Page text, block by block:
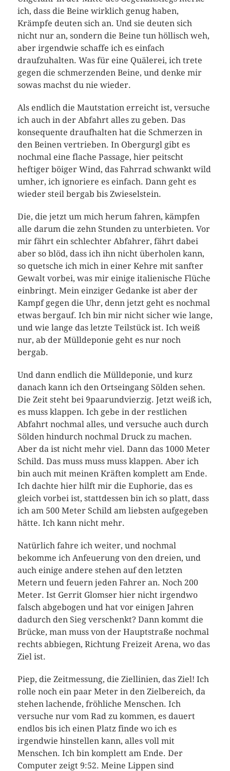
ich, dass die Beine wirklich genug haben,
Krämpfe deuten sich an. Und sie deuten sich
nicht nur an, sondern die Beine tun höllisch weh,
aber irgendwie schaffe ich es einfach
draufzuhalten. Was für eine Quälerei, ich trete
gegen die schmerzenden Beine, und denke mir
sowas machst du nie wieder.
Als endlich die Mautstation erreicht ist, versuche
ich auch in der Abfahrt alles zu geben. Das
konsequente draufhalten hat die Schmerzen in
den Beinen vertrieben. In Obergurgl gibt es
nochmal eine flache Passage, hier peitscht
heftiger böiger Wind, das Fahrrad schwankt wild
umher, ich ignoriere es einfach. Dann geht es
wieder steil bergab bis Zwieselstein.
Die, die jetzt um mich herum fahren, kämpfen
alle darum die zehn Stunden zu unterbieten. Vor
mir fährt ein schlechter Abfahrer, fährt dabei
aber so blöd, dass ich ihn nicht überholen kann,
so quetsche ich mich in einer Kehre mit sanfter
Gewalt vorbei, was mir einige italienische Flüche
einbringt. Mein einziger Gedanke ist aber der
Kampf gegen die Uhr, denn jetzt geht es nochmal
etwas bergauf. Ich bin mir nicht sicher wie lange,
und wie lange das letzte Teilstück ist. Ich weiß
nur, ab der Mülldeponie geht es nur noch
bergab.
Und dann endlich die Mülldeponie, und kurz
danach kann ich den Ortseingang Sölden sehen.
Die Zeit steht bei 9paarundvierzig. Jetzt weiß ich,
es muss klappen. Ich gebe in der restlichen
Abfahrt nochmal alles, und versuche auch durch
Sölden hindurch nochmal Druck zu machen.
Aber da ist nicht mehr viel. Dann das 1000 Meter
Schild. Das muss muss muss klappen. Aber ich
bin auch mit meinen Kräften komplett am Ende.
Ich dachte hier hilft mir die Euphorie, das es
gleich vorbei ist, stattdessen bin ich so platt, dass
ich am 500 Meter Schild am liebsten aufgegeben
hätte. Ich kann nicht mehr.
Natürlich fahre ich weiter, und nochmal
bekomme ich Anfeuerung von den dreien, und
auch einige andere stehen auf den letzten
Metern und feuern jeden Fahrer an. Noch 200
Meter. Ist Gerrit Glomser hier nicht irgendwo
falsch abgebogen und hat vor einigen Jahren
dadurch den Sieg verschenkt? Dann kommt die
Brücke, man muss von der Hauptstraße nochmal
rechts abbiegen, Richtung Freizeit Arena, wo das
Ziel ist.
Piep, die Zeitmessung, die Ziellinien, das Ziel! Ich
rolle noch ein paar Meter in den Zielbereich, da
stehen lachende, fröhliche Menschen. Ich
versuche nur vom Rad zu kommen, es dauert
endlos bis ich einen Platz finde wo ich es
irgendwie hinstellen kann, alles voll mit
Menschen. Ich bin komplett am Ende. Der
Computer zeigt 9:52. Meine Lippen sind